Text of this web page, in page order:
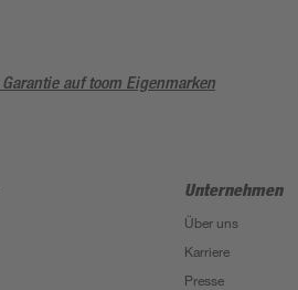
auf toom Eigenmarken
Unternehmen
Über uns
Karriere
Presse